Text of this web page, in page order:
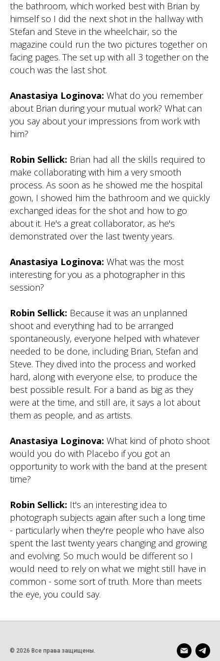
the bathroom, which worked best with Brian by
himself so I did the next shot in the hallway with
Stefan and Steve in the wheelchair, so the
magazine could run the two pictures together on
facing pages. The set up with all 3 together on the
couch was the last shot.
Anastasiya Loginova: What do you remember
about Brian during your mutual work? What can
you say about your impressions from work with
him?
Robin Sellick: Brian had all the skills required to
make collaborating with him a very smooth
process. As soon as he showed me the hospital
gown, I showed him the bathroom and we quickly
exchanged ideas for the shot and how to go
about it. He's a great collaborator, as he's
demonstrated over the last twenty years.
Anastasiya Loginova: What was the most
interesting for you as a photographer in this
session?
Robin Sellick: Because it was an unplanned
shoot and everything had to be arranged
spontaneously, everyone helped with whatever
needed to be done, including Brian, Stefan and
Steve. They dived into the process and worked
hard, along with everyone else, to produce the
best possible result. For a band as big as they
were at the time, and still are, it says a lot about
them as people, and as artists.
Anastasiya Loginova: What kind of photo shoot
would you do with Placebo if you got an
opportunity to work with the band at the present
time?
Robin Sellick: It's an interesting idea to
photograph subjects again after such a long time
- particularly when they're people who have also
spent the last twenty years changing and growing
and evolving. So much would be different so I
would need to rely on what we might still have in
common - some sort of truth. More than meets
the eye, you could say.
© 2026 Все права защищены.